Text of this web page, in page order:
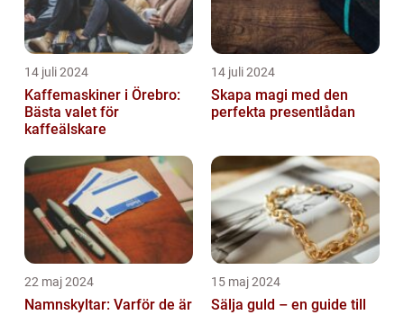
14 juli 2024
Kaffemaskiner i Örebro:
Bästa valet för
kaffeälskare
14 juli 2024
Skapa magi med den
perfekta presentlådan
22 maj 2024
Namnskyltar: Varför de är
15 maj 2024
Sälja guld – en guide till